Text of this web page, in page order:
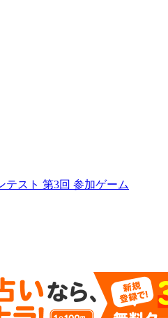
テスト 第3回 参加ゲーム